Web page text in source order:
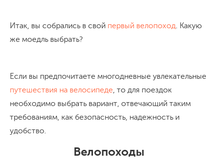
Итак, вы собрались в свой первый велопоход. Какую
же моедль выбрать?
Если вы предпочитаете многодневные увлекательные
путешествия на велосипеде, то для поездок
необходимо выбрать вариант, отвечающий таким
требованиям, как безопасность, надежность и
удобство.
Велопоходы